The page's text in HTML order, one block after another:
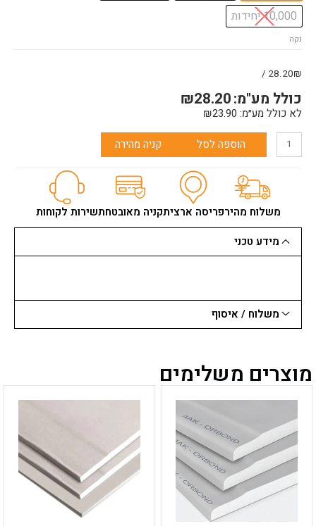
10,000 יחידות
נקה
28.20₪ /
₪28.20כולל מע"מ:
לא כולל מע״מ: ₪23.90
הוספה לסל קניה מהירה
משלוח מהירפריסה ארציתקניה מאובטחתשירות לקוחות
מידע טכני
משלוח / איסוף
מוצרים משלימים
מספר
סוגים.
ניתן
לבחור
את
האפשרויות
ניתן
לבחור
את
האפשרויות